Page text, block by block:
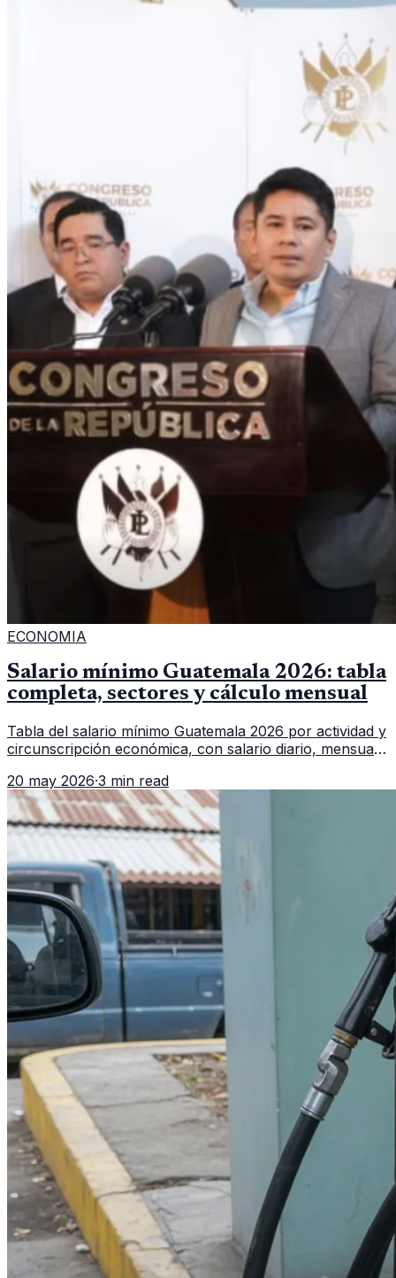
ECONOMIA
Salario mínimo Guatemala 2026: tabla
completa, sectores y cálculo mensual
Tabla del salario mínimo Guatemala 2026 por actividad y
circunscripción económica, con salario diario, mensual,
20 may 2026·3 min read